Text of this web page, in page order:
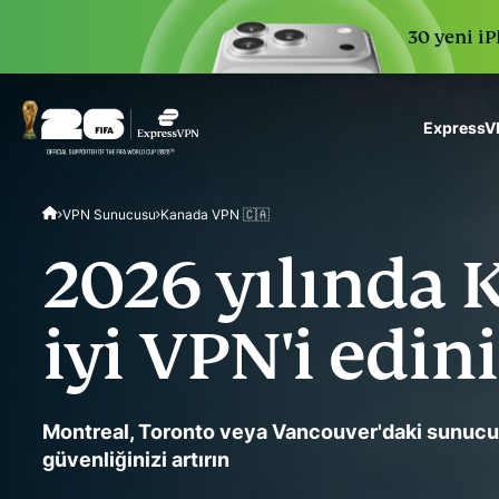
30 yeni
scale.
VPN Sunucusu Kanada VPN 🇨🇦
2026 yılında
iyi VPN'i
Montreal, Toronto veya Vancouver'daki
güvenliğinizi artırın